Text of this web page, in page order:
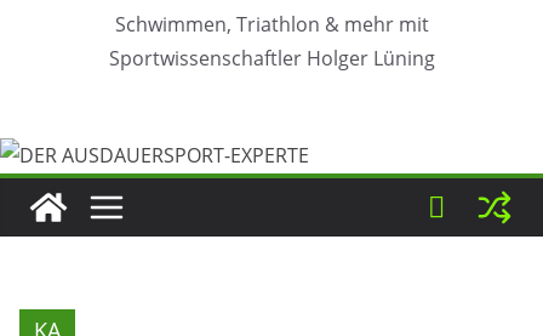
Schwimmen, Triathlon & mehr mit
Sportwissenschaftler Holger Lüning
KA